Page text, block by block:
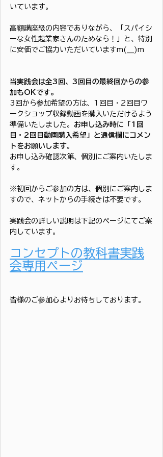
いています。
高額講座級の内容でありながら、「スパイシ
ーな女性起業家さんのためなら！」と、特別
に安価でご協力いただいていますm(__)m
当実践会は全3回、3回目の最終回からの参
加もOKです。
3回から参加希望の方は、1回目・2回目ワ
ークショップ収録動画を購入いただけるよう
準備いたしました。 お申し込み時に「1回
目・2回目動画購入希望」と通信欄にコメン
トをお願いします。
お申し込み確認次第、個別にご案内いたしま
す。
※初回からご参加の方は、個別にご案内しま
すので、ネットからの手続きは不要です。
実践会の詳しい説明は下記のページにてご案
内しています。
コンセプトの教科書実践
会専用ページ
皆様のご参加心よりお待ちしております。